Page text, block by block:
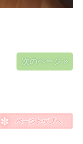
次のページ »